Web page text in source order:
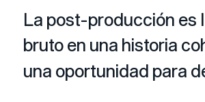
La post-producción es
bruto en una historia
una oportunidad para